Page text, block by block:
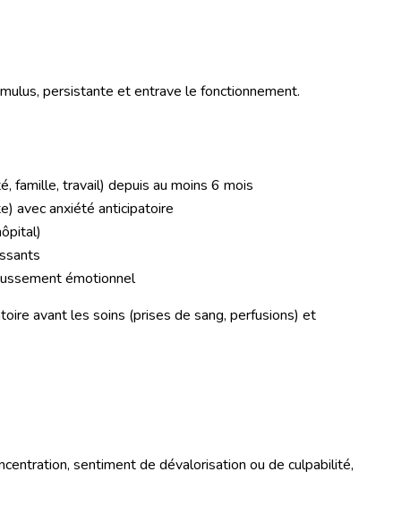
persistante et entrave le fonctionnement.
famille, travail) depuis au moins 6 mois
avec anxiété anticipatoire
émotionnel
avant les soins (prises de sang, perfusions) et
sentiment de dévalorisation ou de culpabilité,